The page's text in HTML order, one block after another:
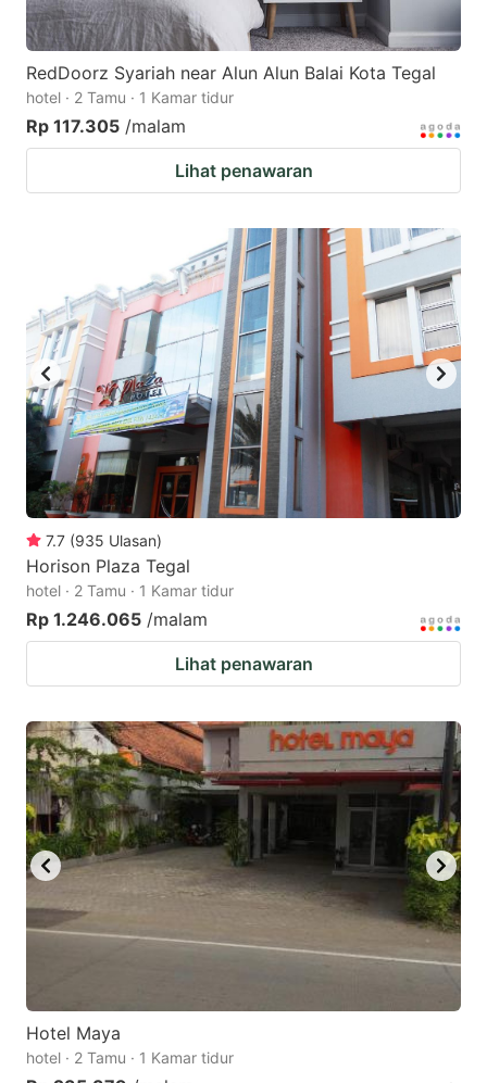
RedDoorz Syariah near Alun Alun Balai Kota Tegal
hotel · 2 Tamu · 1 Kamar tidur
Rp 117.305 /malam
Lihat penawaran
7.7 (935 Ulasan)
Horison Plaza Tegal
hotel · 2 Tamu · 1 Kamar tidur
Rp 1.246.065 /malam
Lihat penawaran
Hotel Maya
hotel · 2 Tamu · 1 Kamar tidur